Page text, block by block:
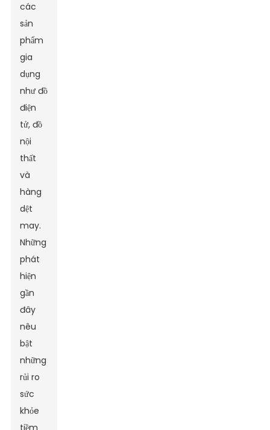
các
sản
phẩm
gia
dụng
như đồ
điện
tử, đồ
nội
thất
và
hàng
dệt
may.
Những
phát
hiện
gần
đây
nêu
bật
những
rủi ro
sức
khỏe
tiềm